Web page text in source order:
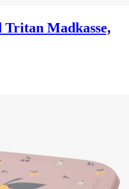
Madkasse,